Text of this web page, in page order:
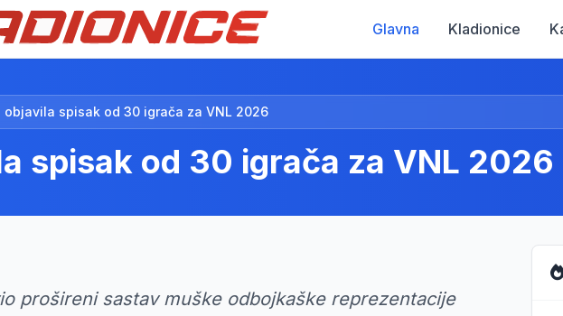
Glavna Kladionice
objavila spisak od 30 igrača za VNL 2026
spisak od 30 igrača za VNL 2026
prošireni sastav muške odbojkaške reprezentacije